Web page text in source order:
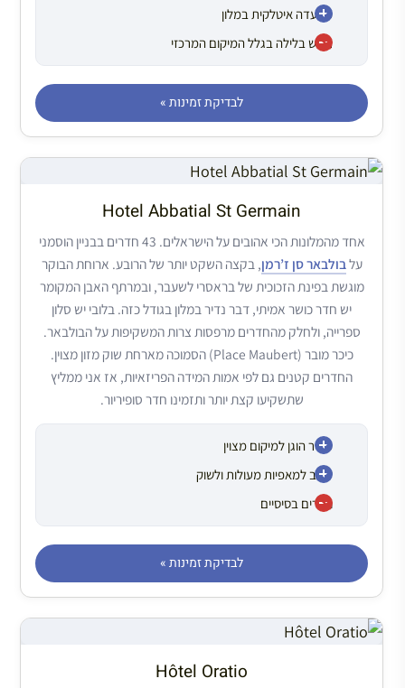
מסעדה איטלקית במלון
רועש בלילה בגלל המיקום המרכזי
לבדיקת זמינות »
Hotel Abbatial St Germain
מחיר הוגן למיקום מצוין
קרוב למאפיות מעולות ולשוק
חדרים בסיסיים
אחד מהמלונות הכי אהובים על הישראלים. 43 חדרים בבניין הוסמני
עלבולבאר סן ז’רמן, בקצה השקט יותר של הרובע. ארוחת הבוקר
מוגשת בפינת הזכוכית של בראסרי לשעבר, ובמרתף האבן המקומר
יש חדר כושר אמיתי, דבר נדיר במלון בגודל כזה. בלובי יש סלון
ספרייה, ולחלק מהחדרים מרפסות צרות המשקיפות על הבולבאר.
כיכר מובר (Place Maubert) הסמוכה מארחת שוק מזון מצוין.
החדרים קטנים גם לפי אמות המידה הפריזאיות, אז אני ממליץ
שתשקיעו קצת יותר ותזמינו חדר סופיריור.
לבדיקת זמינות »
Hôtel Oratio